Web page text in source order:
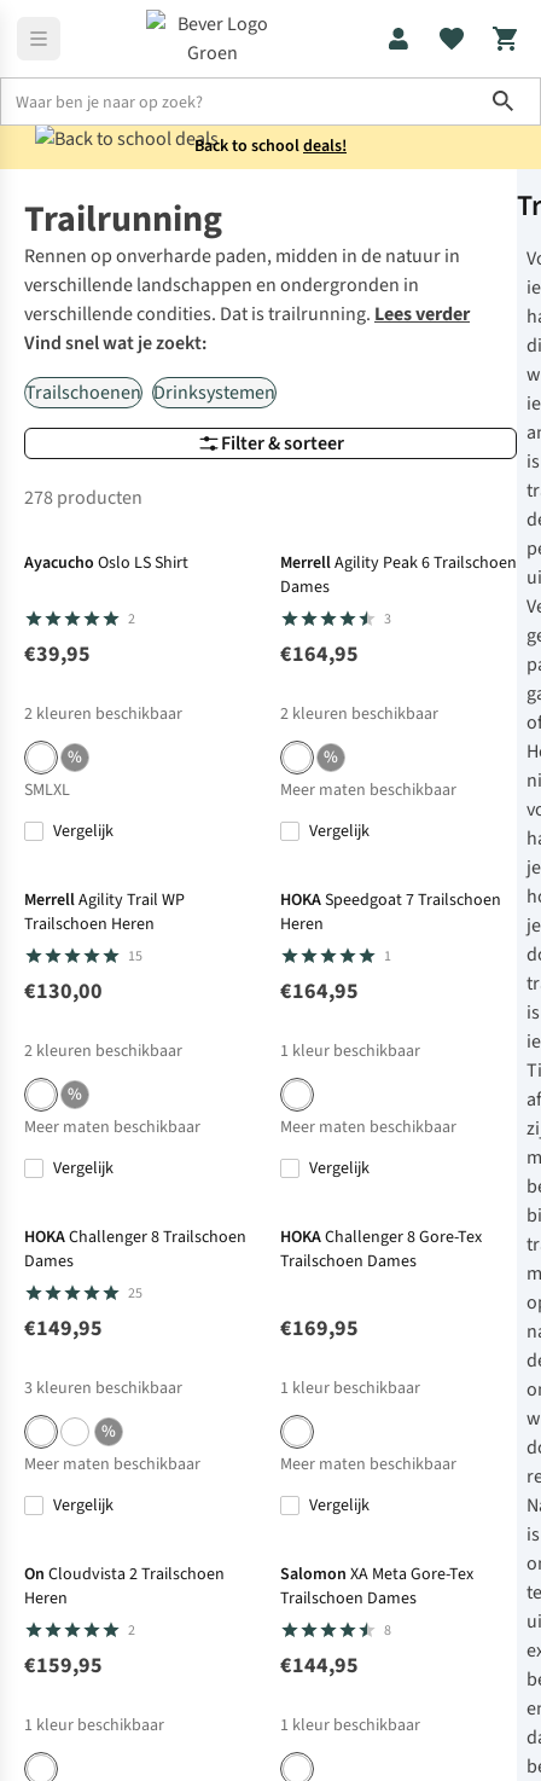
Back to schooldeals!
Trailrunning
Filter & sorteer
Trailrunning
Rennen op onverharde paden, midden in de natuur in
verschillende landschappen en ondergronden in
verschillende condities. Dat is trailrunning. Lees verder
Vind snel wat je zoekt:
Trailschoenen Drinksystemen
278 producten
Ayacucho Oslo LS Shirt
2
€39,95
2 kleuren beschikbaar
%
SMLXL
Vergelijk
MerrellAgility Peak 6 Trailschoen
Dames
3
€164,95
2 kleuren beschikbaar
%
Meer maten beschikbaar
Vergelijk
MerrellAgility Trail WP
Trailschoen Heren
15
€130,00
2 kleuren beschikbaar
%
Meer maten beschikbaar
Vergelijk
HOKASpeedgoat 7 Trailschoen
Heren
1
€164,95
1 kleur beschikbaar
Meer maten beschikbaar
Vergelijk
HOKAChallenger 8 Trailschoen
Dames
25
€149,95
3 kleuren beschikbaar
%
Meer maten beschikbaar
Vergelijk
HOKAChallenger 8 Gore-Tex
Trailschoen Dames
€169,95
1 kleur beschikbaar
Meer maten beschikbaar
Vergelijk
On Cloudvista 2 Trailschoen
Heren
2
€159,95
1 kleur beschikbaar
Salomon XA Meta Gore-Tex
Trailschoen Dames
8
€144,95
1 kleur beschikbaar
is